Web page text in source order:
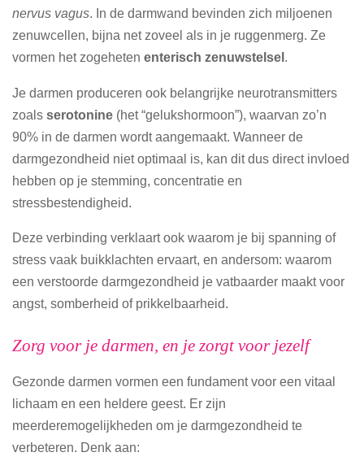
nervus vagus. In de darmwand bevinden zich miljoenen
zenuwcellen, bijna net zoveel als in je ruggenmerg. Ze
vormen het zogeheten enterisch zenuwstelsel.
Je darmen produceren ook belangrijke neurotransmitters
zoals serotonine (het “gelukshormoon”), waarvan zo’n
90% in de darmen wordt aangemaakt. Wanneer de
darmgezondheid niet optimaal is, kan dit dus direct invloed
hebben op je stemming, concentratie en
stressbestendigheid.
Deze verbinding verklaart ook waarom je bij spanning of
stress vaak buikklachten ervaart, en andersom: waarom
een verstoorde darmgezondheid je vatbaarder maakt voor
angst, somberheid of prikkelbaarheid.
Zorg voor je darmen, en je zorgt voor jezelf
Gezonde darmen vormen een fundament voor een vitaal
lichaam en een heldere geest. Er zijn
meerderemogelijkheden om je darmgezondheid te
verbeteren. Denk aan: